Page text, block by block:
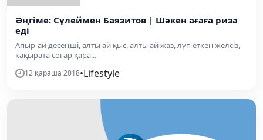
Әңгіме: Сүлеймен Баязитов | Шәкен ағаға риза
еді
Апыр-ай десеңші, алты ай қыс, алты ай жаз, лүп еткен желсіз,
қақырата соғар қара...
12 қараша 2018•Lifestyle